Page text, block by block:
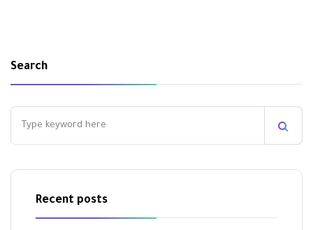
Search
Recent posts